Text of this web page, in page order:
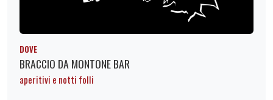
DOVE
BRACCIO DA MONTONE BAR
aperitivi e notti folli